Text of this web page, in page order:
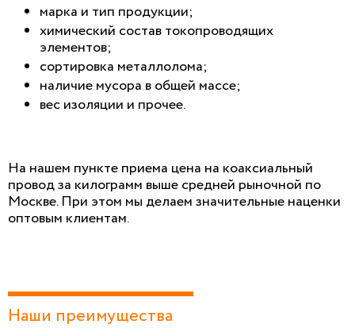
марка и тип продукции;
химический состав токопроводящих
элементов;
сортировка металлолома;
наличие мусора в общей массе;
вес изоляции и прочее.
На нашем пункте приема цена на коаксиальный
провод за килограмм выше средней рыночной по
Москве. При этом мы делаем значительные наценки
оптовым клиентам.
Наши преимущества